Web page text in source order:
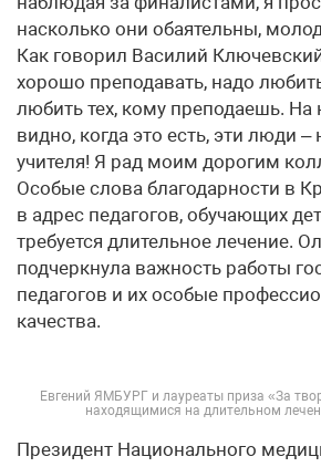
насколько они обаятельны,
Как говорил Василий
хорошо преподавать, надо
любить тех, кому преподаешь. На
видно, когда это есть, эти люди
учителя! Я рад моим дорогим
Особые слова благодарности в
в адрес педагогов, обучающих
требуется длительное лечение.
подчеркнула важность работы
педагогов и их особые
качества.
Евгений ЯМБУРГ и лауреаты приза «За
находящимися на длительном
Президент Национального